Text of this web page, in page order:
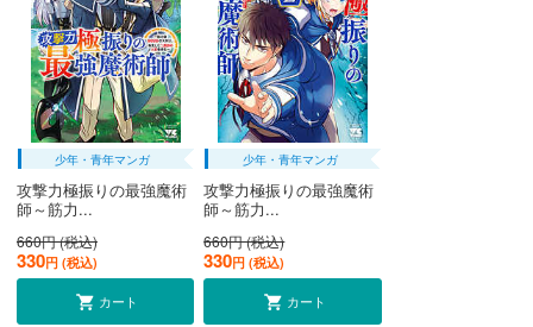
少年・青年マンガ
攻撃力極振りの最強魔術
師～筋力...
660円 (税込)
330円 (税込)
カート
少年・青年マンガ
攻撃力極振りの最強魔術
師～筋力...
660円 (税込)
330円 (税込)
カート